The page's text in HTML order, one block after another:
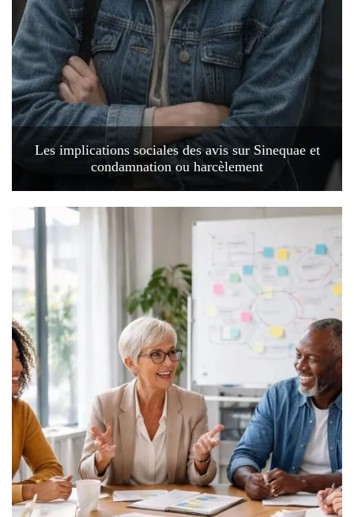
Les implications sociales des avis sur Sinequae et
condamnation ou harcèlement